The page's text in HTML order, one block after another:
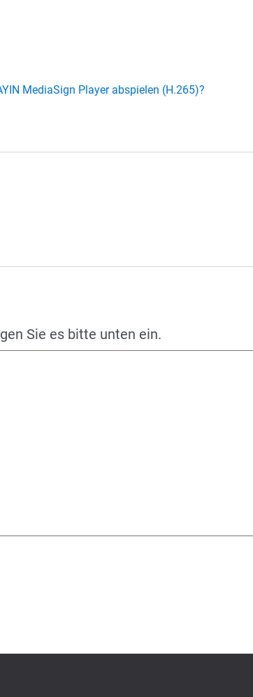
MediaSign Player abspielen (H.265)?
Sie es bitte unten ein.